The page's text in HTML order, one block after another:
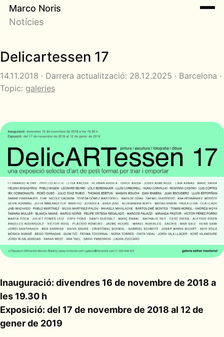
Marco Noris
Notícies
Delicartessen 17
14.11.2018 · Darrera actualització: 28.12.2025 · Barcelona ·
Topic: galeries
Inauguració: divendres 16 de novembre de 2018 a
les 19.30 h
Exposició: del 17 de novembre de 2018 al 12 de
gener de 2019